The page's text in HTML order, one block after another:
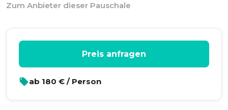
Zum Anbieter dieser Pauschale
Preis anfragen
ab 180 € / Person